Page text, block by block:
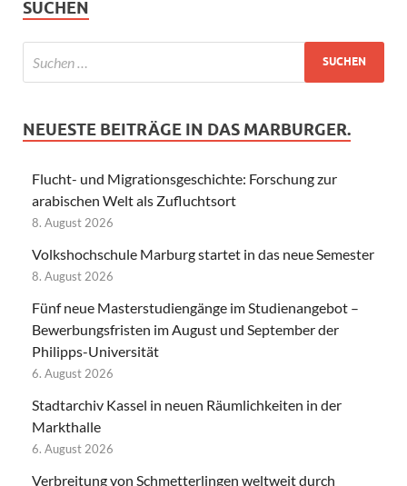
SUCHEN
NEUESTE BEITRÄGE IN DAS MARBURGER.
Flucht- und Migrationsgeschichte: Forschung zur
arabischen Welt als Zufluchtsort
8. August 2026
Volkshochschule Marburg startet in das neue Semester
8. August 2026
Fünf neue Masterstudiengänge im Studienangebot –
Bewerbungsfristen im August und September der
Philipps-Universität
6. August 2026
Stadtarchiv Kassel in neuen Räumlichkeiten in der
Markthalle
6. August 2026
Verbreitung von Schmetterlingen weltweit durch